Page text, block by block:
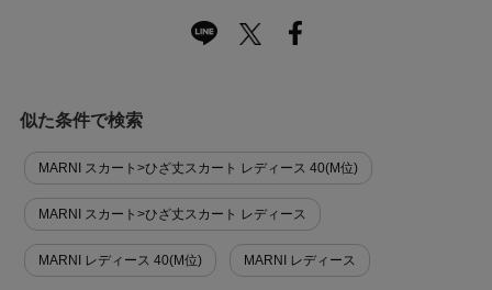
似た条件で検索
MARNI スカート>ひざ丈スカート レディース 40(M位)
MARNI スカート>ひざ丈スカート レディース
MARNI レディース 40(M位) MARNI レディース